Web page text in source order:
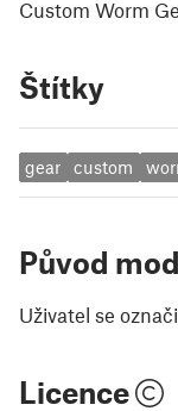
Custom Worm
Štítky
gear custom
Původ
Uživatel se
Licence